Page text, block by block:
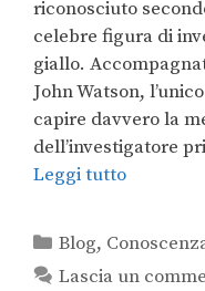
riconosciuto
celebre figura di
giallo.
John Watson,
capire davvero la
dell’investigatore
Leggi tutto
Blog,
Lascia un